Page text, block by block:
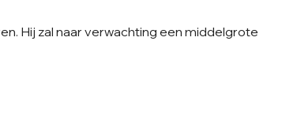
Hij zal naar verwachting een middelgrote